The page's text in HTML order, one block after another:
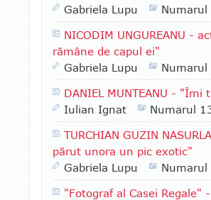
Gabriela Lupu
NICODIM UNGUREANU -
rămâne de capul ei"
Gabriela Lupu
DANIEL MUNTEANU -
Iulian Ignat
Numarul
TURCHIAN GUZIN
părut unora un pic exotic"
Gabriela Lupu
"Fotograf al Casei Regale"